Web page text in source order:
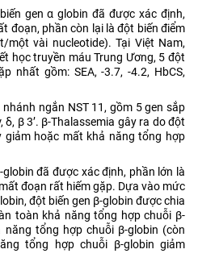
gen α globin đã được xác định,
đoạn, phần còn lại là đột biến điểm
vài nucleotide). Tại Việt Nam,
học truyền máu Trung Ương, 5 đột
nhất gồm: SEA, -3.7, -4.2, HbCS,
ngắn NST 11, gồm 5 gen sắp
δ, β 3’. β-Thalassemia gây ra do đột
giảm hoặc mất khả năng tổng hợp
đã được xác định, phần lớn là
đoạn rất hiếm gặp. Dựa vào mức
đột biến gen β-globin được chia
toàn khả năng tổng hợp chuỗi β-
năng tổng hợp chuỗi β-globin (còn
tổng hợp chuỗi β-globin giảm